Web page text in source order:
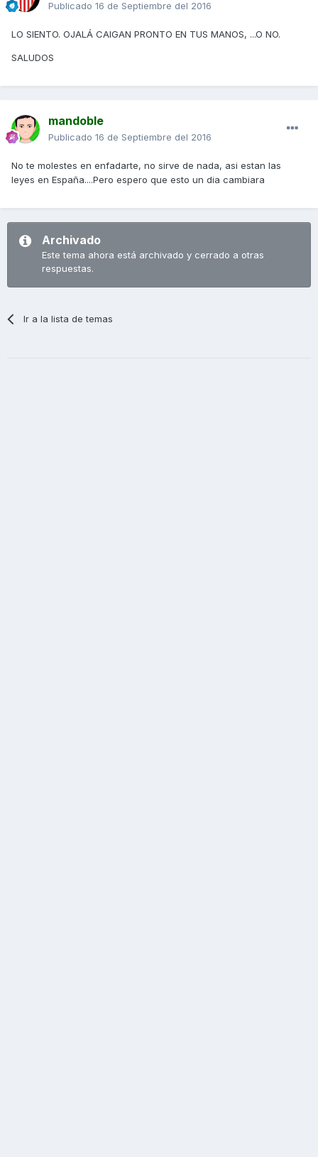
Publicado 16 de Septiembre del 2016
LO SIENTO. OJALÁ CAIGAN PRONTO EN TUS MANOS, ...O NO.
SALUDOS
mandoble
Publicado 16 de Septiembre del 2016
No te molestes en enfadarte, no sirve de nada, asi estan las
leyes en España....Pero espero que esto un dia cambiara
Archivado
Este tema ahora está archivado y cerrado a otras
respuestas.
Ir a la lista de temas